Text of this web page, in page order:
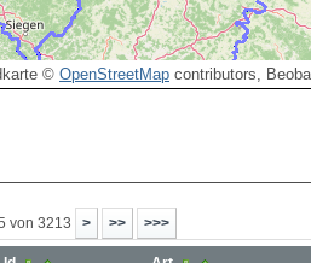
© OpenStreetMap contributors,
von 3213